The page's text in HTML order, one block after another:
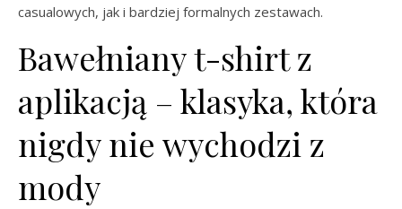
casualowych, jak i bardziej formalnych zestawach.
Bawełniany t-shirt z
aplikacją – klasyka, która
nigdy nie wychodzi z
mody